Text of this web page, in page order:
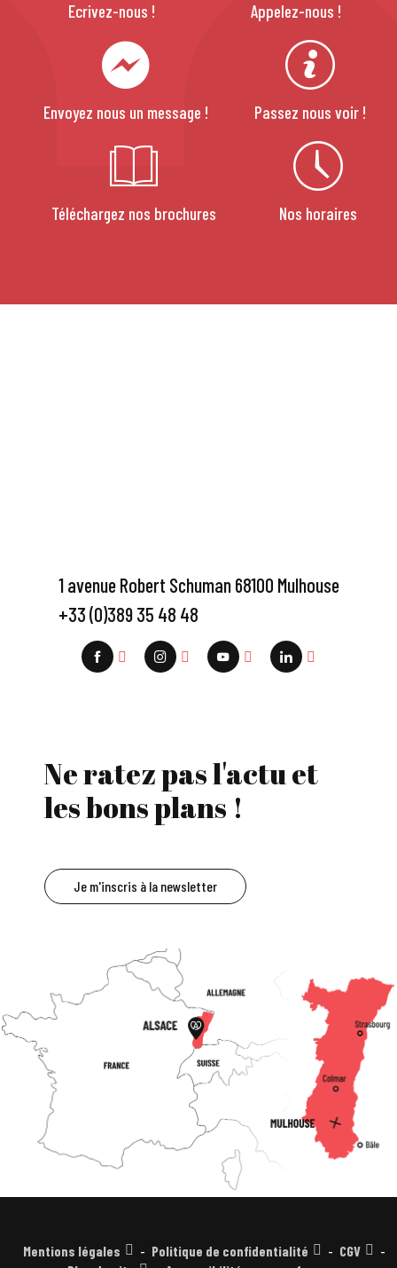
Ecrivez-nous ! Appelez-nous !
Envoyez nous un message ! Passez nous voir !
Téléchargez nos brochures Nos horaires
1 avenue Robert Schuman 68100 Mulhouse
+33 (0)389 35 48 48
Ne ratez pas l'actu et
les bons plans !
Je m'inscris à la newsletter
Mentions légales Politique de confidentialité
CGV